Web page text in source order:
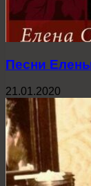
Песни
21.01.2020